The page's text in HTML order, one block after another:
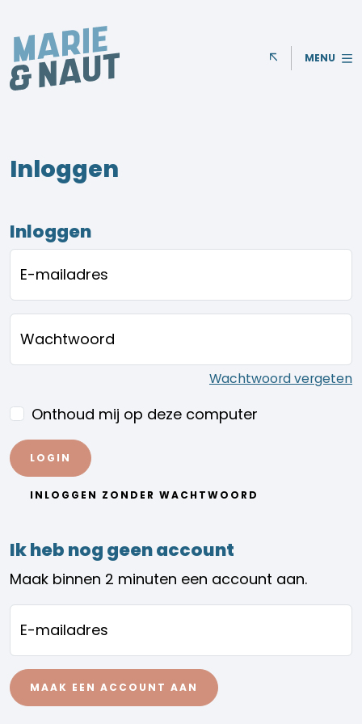
MENU
Inloggen
Inloggen
E-mailadres
Wachtwoord
Wachtwoord vergeten
Onthoud mij op deze computer
INLOGGEN ZONDER WACHTWOORD
Ik heb nog geen account
Maak binnen 2 minuten een account aan.
E-mailadres